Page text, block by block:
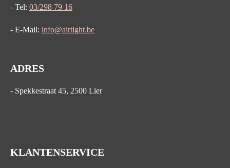
- Tel: 03/298 79 16
- E-Mail: info@airtight.be
ADRES
- Spekkestraat 45, 2500 Lier
KLANTENSERVICE